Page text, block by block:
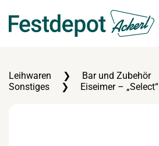
Zum Hauptinhalt springen
Leihwaren Bar und Zubehör
Sonstiges
Eiseimer – „Select“